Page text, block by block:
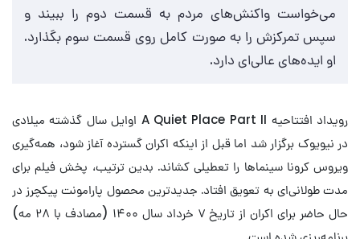
می‌خواست واکنش‌های مردم به قسمت دوم را ببیند و
سپس تمرکزش را به صورت کامل روی قسمت سوم بگذارد.
او ایده‌های عالی‌ای دارد.
رویداد افتتاحیه A Quiet Place Part II اوایل سال گذشته میلادی
در نیویوک برگزار شد اما قبل از اینکه اکران گسترده آغاز شود، همه‌گیری
ویروس کرونا سینماها را تعطیلی کشاند. بدین ترتیب، پخش فیلم برای
مدت طولانی‌ای به تعویق افتاد. جدیدترین محصول پارامونت پیکچرز در
حال حاضر برای اکران از تاریخ ۷ خرداد سال ۱۴۰۰ (مصادف با ۲۸ مه)